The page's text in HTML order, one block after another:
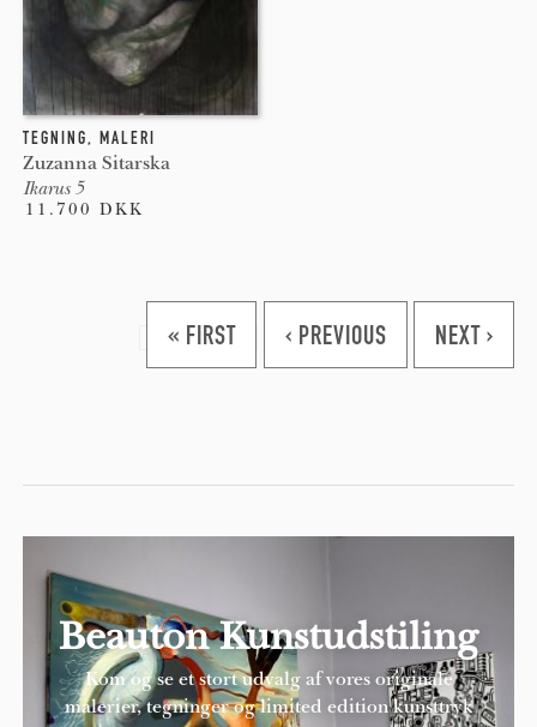
TEGNING, MALERI
Zuzanna Sitarska
Ikarus 5
11.700 DKK
« FIRST ‹ PREVIOUS NEXT ›
Beauton Kunstudstiling
Kom og se et stort udvalg af vores originale
malerier, tegninger og limited edition kunsttryk